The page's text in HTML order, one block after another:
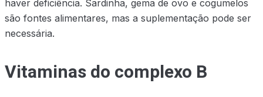
haver deficiência. Sardinha, gema de ovo e cogumelos
são fontes alimentares, mas a suplementação pode ser
necessária.
Vitaminas do complexo B